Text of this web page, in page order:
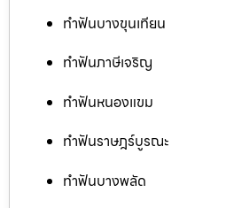
ทำฟันบางขุนเทียน
ทำฟันภาษีเจริญ
ทำฟันหนองแขม
ทำฟันราษฎร์บูรณะ
ทำฟันบางพลัด